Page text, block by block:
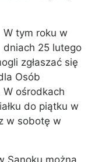
W tym roku w
dniach 25 lutego
zgłaszać się
Osób
ośrodkach
do piątku w
w sobotę w